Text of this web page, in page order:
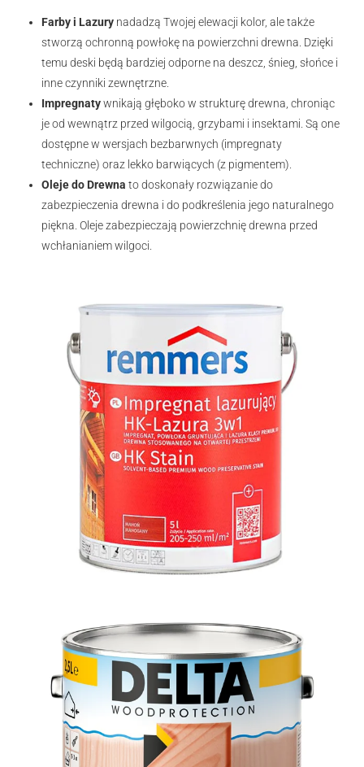
Farby i Lazury nadadzą Twojej elewacji kolor, ale także
stworzą ochronną powłokę na powierzchni drewna. Dzięki
temu deski będą bardziej odporne na deszcz, śnieg, słońce i
inne czynniki zewnętrzne.
Impregnatywnikają głęboko w strukturę drewna, chroniąc
je od wewnątrz przed wilgocią, grzybami i insektami. Są one
dostępne w wersjach bezbarwnych (impregnaty
techniczne) oraz lekko barwiących (z pigmentem).
Oleje do Drewna to doskonały rozwiązanie do
zabezpieczenia drewna i do podkreślenia jego naturalnego
piękna. Oleje zabezpieczają powierzchnię drewna przed
wchłanianiem wilgoci.